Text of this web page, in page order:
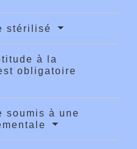
stérilisé
à la
obligatoire
soumis à une